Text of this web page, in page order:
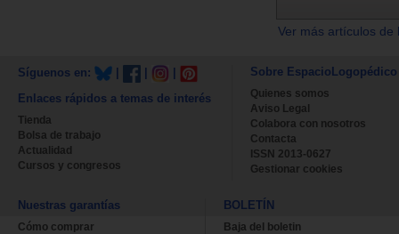
Ver más artículos
Síguenos en:
Enlaces rápidos a temas de interés
Tienda
Bolsa de trabajo
Actualidad
Cursos y congresos
Sobre EspacioLogopédico
Quienes somos
Aviso Legal
Colabora con nosotros
Contacta
ISSN 2013-0627
Gestionar cookies
Nuestras garantías
Cómo comprar
BOLETÍN
Baja del boletin